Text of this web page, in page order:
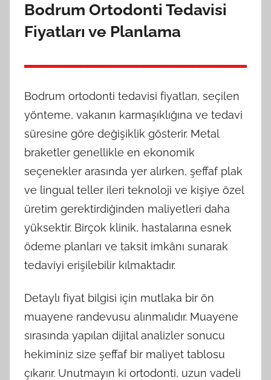
Bodrum Ortodonti Tedavisi
Fiyatları ve Planlama
Bodrum ortodonti tedavisi fiyatları, seçilen
yönteme, vakanın karmaşıklığına ve tedavi
süresine göre değişiklik gösterir. Metal
braketler genellikle en ekonomik
seçenekler arasında yer alırken, şeffaf plak
ve lingual teller ileri teknoloji ve kişiye özel
üretim gerektirdiğinden maliyetleri daha
yüksektir. Birçok klinik, hastalarına esnek
ödeme planları ve taksit imkânı sunarak
tedaviyi erişilebilir kılmaktadır.
Detaylı fiyat bilgisi için mutlaka bir ön
muayene randevusu alınmalıdır. Muayene
sırasında yapılan dijital analizler sonucu
hekiminiz size şeffaf bir maliyet tablosu
çıkarır. Unutmayın ki ortodonti, uzun vadeli